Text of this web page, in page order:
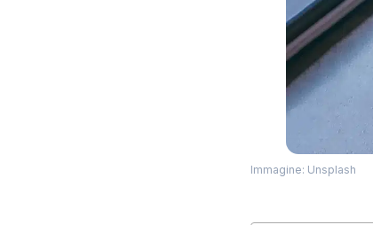
Immagine: Unsplash